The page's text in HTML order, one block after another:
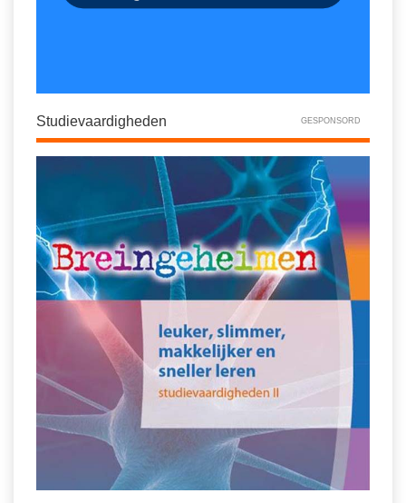
Studievaardigheden GESPONSORD